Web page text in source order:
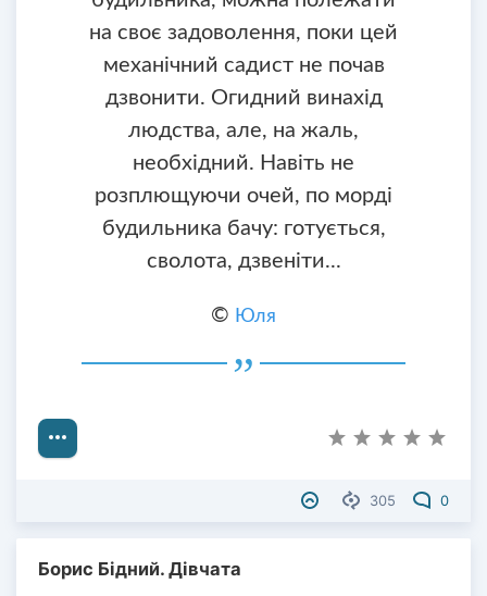
на своє задоволення, поки цей
механічний садист не почав
дзвонити. Огидний винахід
людства, але, на жаль,
необхідний. Навіть не
розплющуючи очей, по морді
будильника бачу: готується,
сволота, дзвеніти...
© Юля
305 0
Борис Бідний. Дівчата